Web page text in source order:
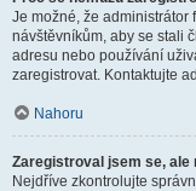
Je možné, že administrátor
návštěvníkům, aby se stali
adresu nebo používání
zaregistrovat. Kontaktujte
Nahoru
Zaregistroval jsem se, ale
Nejdříve zkontrolujte